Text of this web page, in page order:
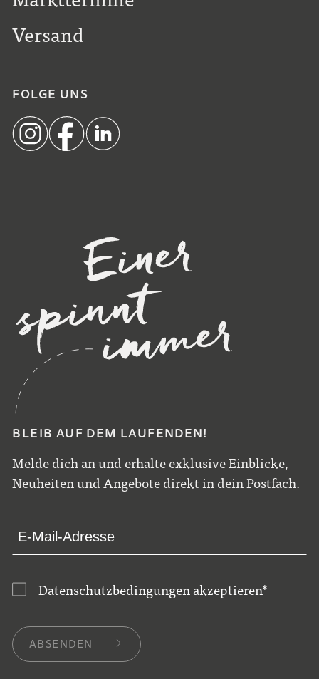
BLEIB AUF DEM LAUFENDEN!
Melde dich an und erhalte exklusive Einblicke,
Neuheiten und Angebote direkt in dein Postfach.
Datenschutzbedingungen akzeptieren*
ABSENDEN
Versand
FOLGE UNS